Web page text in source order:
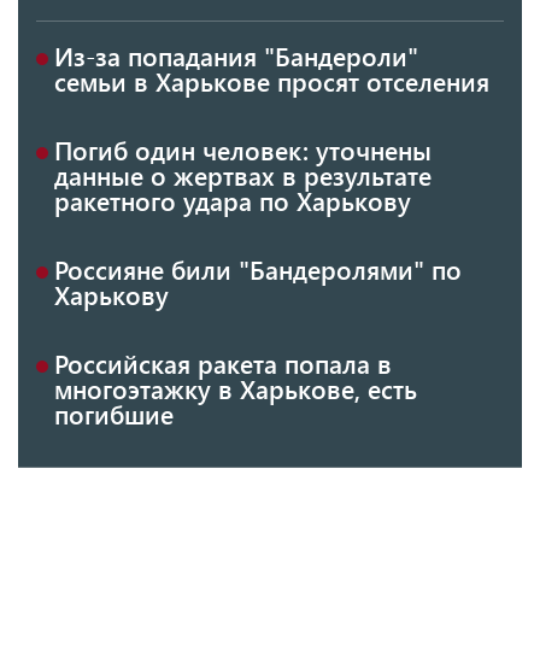
Из-за попадания "Бандероли"
семьи в Харькове просят отселения
Погиб один человек: уточнены
данные о жертвах в результате
ракетного удара по Харькову
Россияне били "Бандеролями" по
Харькову
Российская ракета попала в
многоэтажку в Харькове, есть
погибшие